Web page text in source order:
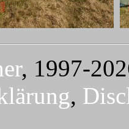
, 1997-
,